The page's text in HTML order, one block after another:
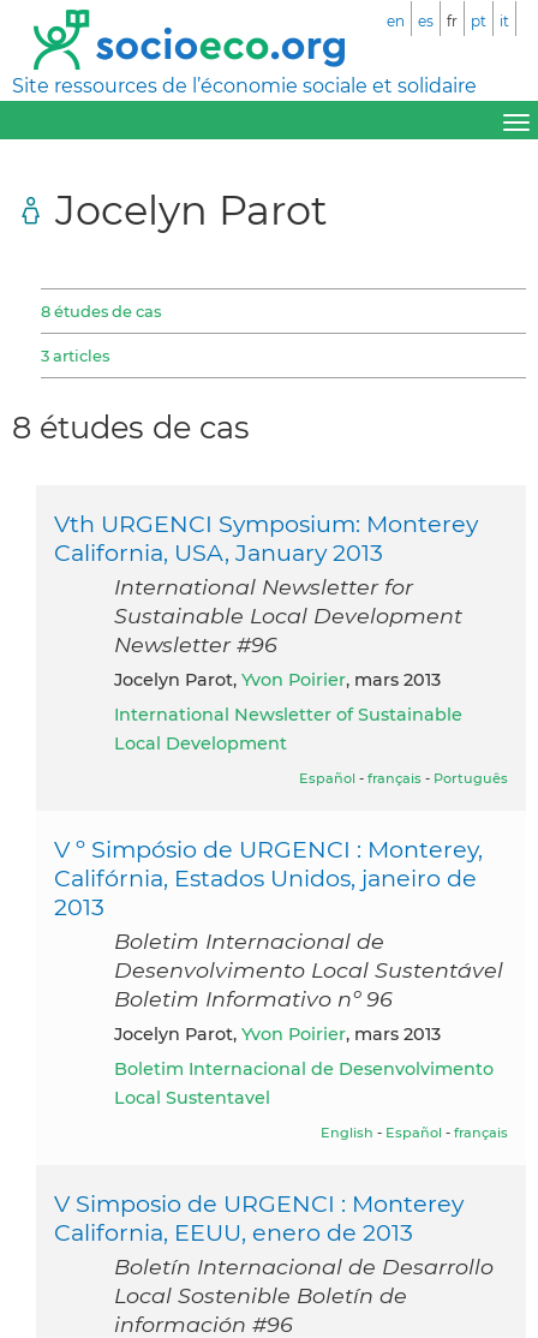
Site ressources de l’économie sociale et solidaire
en es fr pt it
Jocelyn Parot
8 études de cas
3 articles
8 études de cas
Vth URGENCI Symposium: Monterey
California, USA, January 2013
International Newsletter for
Sustainable Local Development
Newsletter #96
Jocelyn Parot, Yvon Poirier, mars 2013
International Newsletter of Sustainable
Local Development
Español - français - Português
V º Simpósio de URGENCI : Monterey,
Califórnia, Estados Unidos, janeiro de
2013
Boletim Internacional de
Desenvolvimento Local Sustentável
Boletim Informativo nº 96
Jocelyn Parot, Yvon Poirier, mars 2013
Boletim Internacional de Desenvolvimento
Local Sustentavel
English - Español - français
V Simposio de URGENCI : Monterey
California, EEUU, enero de 2013
Boletín Internacional de Desarrollo
Local Sostenible Boletín de
información #96